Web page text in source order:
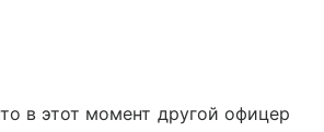
в этот момент другой офицер